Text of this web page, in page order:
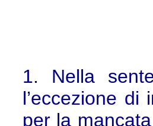
1. Nella
l’eccezione di
per la